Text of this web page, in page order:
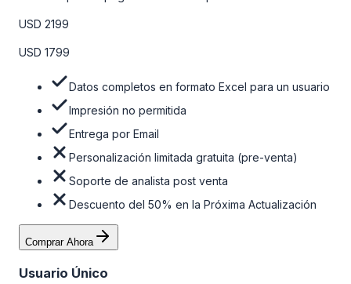
la tabla de precios a continuación.
USD 2199
USD 1799
Datos completos en formato Excel para un usuario
Impresión no permitida
Entrega por Email
Personalización limitada gratuita (pre-venta)
Soporte de analista post venta
Descuento del 50% en la Próxima Actualización
Comprar Ahora
Usuario Único